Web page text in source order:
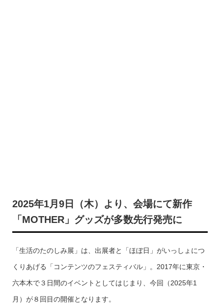
2025年1月9日（木）より、会場にて新作
「MOTHER」グッズが多数先行発売に
「生活のたのしみ展」は、出展者と「ほぼ日」がいっしょにつ
くりあげる「コンテンツのフェスティバル」。2017年に東京・
六本木で３日間のイベントとしてはじまり、今回（2025年1
月）が８回目の開催となります。